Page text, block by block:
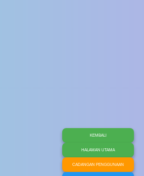
KEMBALI
HALAMAN UTAMA
CADANGAN PENGGUNAAN